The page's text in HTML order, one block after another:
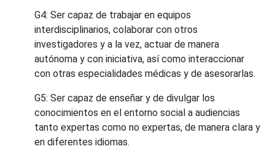
G4: Ser capaz de trabajar en equipos
interdisciplinarios, colaborar con otros
investigadores y a la vez, actuar de manera
autónoma y con iniciativa, así como interaccionar
con otras especialidades médicas y de asesorarlas.
G5: Ser capaz de enseñar y de divulgar los
conocimientos en el entorno social a audiencias
tanto expertas como no expertas, de manera clara y
en diferentes idiomas.